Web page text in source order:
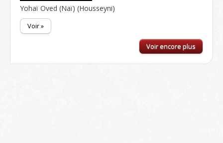
Yohaï Oved (Naï) (Housseyni)
Voir »
Voir encore plus